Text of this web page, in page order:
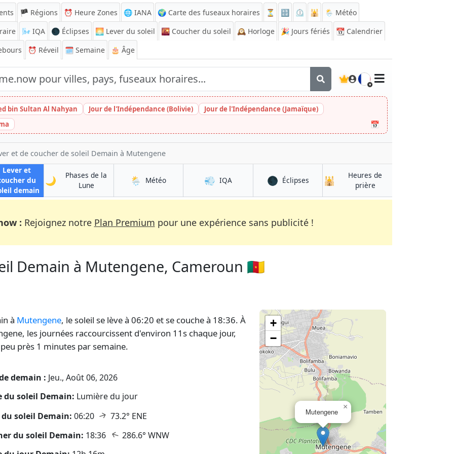
🏴 Régions ⏰ Heure Zones 🌐 IANA 🌍 Carte des fuseaux horaires ⏳ 🔡 ⏲️ 🕌
🌦️ Météo
🌬️ IQA 🌑 Éclipses 🌅 Lever du soleil 🌇 Coucher du soleil 🕰️ Horloge 🎉 Jours fériés 📆 Calendrier
⏰ Réveil 🗓️ Semaine 🎂 Âge
🇫🇷
bin Sultan Al Nahyan Jour de l'Indépendance (Bolivie)
Jour de l'Indépendance (Jamaïque)
📅
et de coucher de soleil Demain à Mutengene
Lever et
du
demainà Mutengene
🌙
Phases de la
Luneà Mutengene🌦️ Météoà Mutengene💨 IQAà Mutengene
🌑 Éclipsesà Mutengene
🕌
Heures de
prièreà Mutengene
: Rejoignez notre Plan Premium pour une expérience sans publicité !
Demain à Mutengene, Cameroun 🇨🇲
à Mutengene, le soleil se lève à 06:20 et se couche à 18:36. À
les journées raccourcissent d'environ 11s chaque jour,
près 1 minutes par semaine.
demain : Jeu., Août 06, 2026
du soleil Demain: Lumière du jour
du soleil Demain: 06:20 ↑ 73.2° ENE
du soleil Demain: 18:36 ↑ 286.6° WNW
Mutengene
×
+
−